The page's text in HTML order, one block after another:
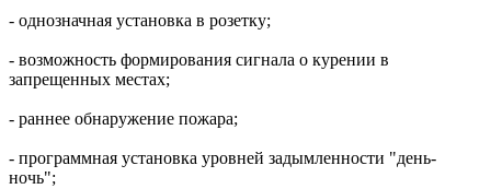
- однозначная установка в розетку;
- возможность формирования сигнала о курении в
запрещенных местах;
- раннее обнаружение пожара;
- программная установка уровней задымленности "день-
ночь";